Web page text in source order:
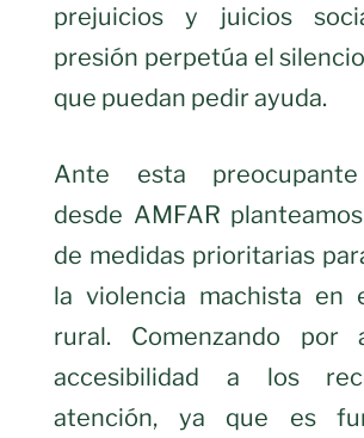
prejuicios y juicios
presión perpetúa el
que puedan pedir ayuda.
Ante esta
desde AMFAR
de medidas prioritarias
la violencia machista en
rural. Comenzando por
accesibilidad a los
atención, ya que es